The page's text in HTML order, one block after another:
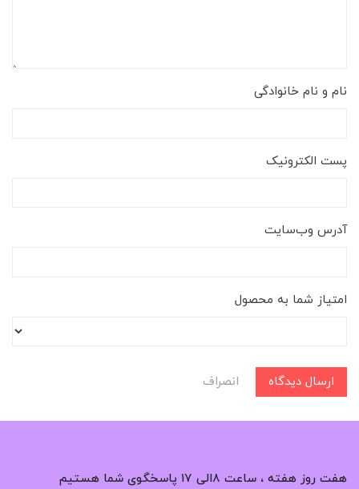
نام و نام خانوادگی
پست الکترونیک
آدرس وب‌سایت
امتیاز شما به محصول
ارسال دیدگاه انصراف
هفت روز هفته ، ساعت ۸الی ۱۷ پاسخگوی شما هستیم